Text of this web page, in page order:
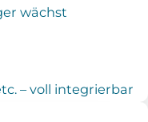
wächst
– voll integrierbar